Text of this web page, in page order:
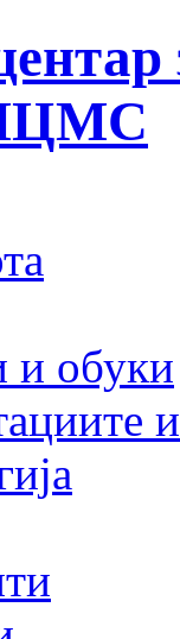
и обуки